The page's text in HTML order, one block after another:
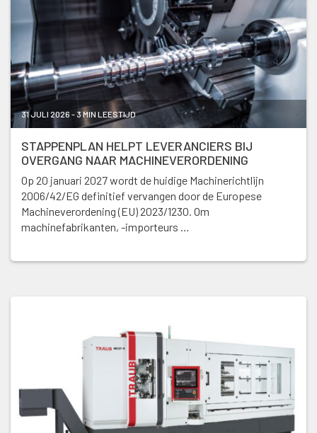
31 JULI 2026 - 3 MIN LEESTIJD
STAPPENPLAN HELPT LEVERANCIERS BIJ
OVERGANG NAAR MACHINEVERORDENING
Op 20 januari 2027 wordt de huidige Machinerichtlijn
2006/42/EG definitief vervangen door de Europese
Machineverordening (EU) 2023/1230. Om
machinefabrikanten, -importeurs …